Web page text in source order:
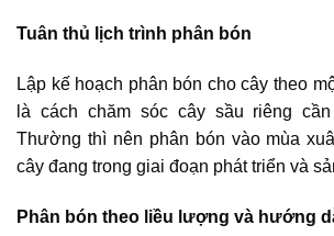
Tuân thủ lịch trình phân bón
Lập kế hoạch phân bón cho cây theo
là cách chăm sóc cây sầu riêng
Thường thì nên phân bón vào mùa
cây đang trong giai đoạn phát triển và
Phân bón theo liều lượng và hướng